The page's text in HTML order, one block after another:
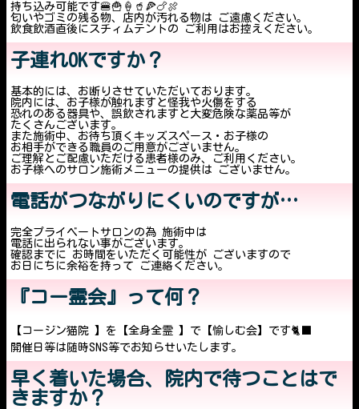
持ち込み可能です🍔🍟‪🍦‬🥤🍕🍗🍖
匂いやゴミの残る物、店内が汚れる物は ご遠慮ください。
飲食飲酒直後にスチィムテントの ご利用はお控えください。
子連れOKですか？
基本的には、お断りさせていただいております。
院内には、お子様が触れますと怪我や火傷をする
恐れのある器具や、誤飲されますと大変危険な薬品等が
たくさんございます。
また施術中、お待ち頂くキッズスペース・お子様の
お相手ができる職員のご用意がございません。
ご理解とご配慮いただける患者様のみ、ご利用ください。
お子様へのサロン施術メニューの提供は ございません。
電話がつながりにくいのですが…
完全プライベートサロンの為 施術中は
電話に出られない事がございます。
確認までに お時間をいただく可能性が ございますので
お日にちに余裕を持って ご連絡ください。
『コー霊会』って何？
【コージン猫院 】を【全身全霊 】で【愉しむ会】です🐈‍⬛
開催日等は随時SNS等でお知らせいたします。
早く着いた場合、院内で待つことはで
きますか？